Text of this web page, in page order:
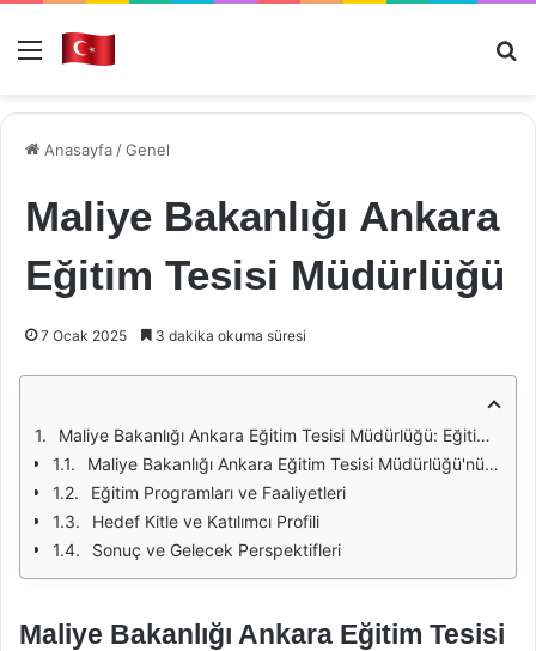
Menü
Anasayfa /Genel
Maliye Bakanlığı Ankara
Eğitim Tesisi Müdürlüğü
7 Ocak 2025 3 dakika okuma süresi
Maliye Bakanlığı Ankara Eğitim Tesisi Müdürlüğü: Eğitimde Kaliteyi Artırma Misyonu
Maliye Bakanlığı Ankara Eğitim Tesisi Müdürlüğü'nün Kuruluşu ve Amaçları
Eğitim Programları ve Faaliyetleri
Hedef Kitle ve Katılımcı Profili
Sonuç ve Gelecek Perspektifleri
Maliye Bakanlığı Ankara Eğitim Tesisi